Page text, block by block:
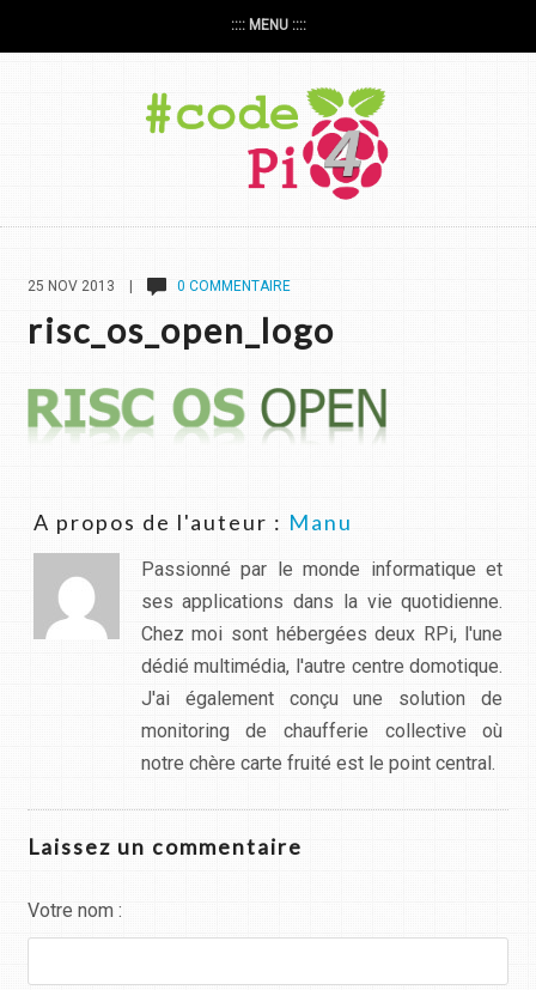
:::: MENU ::::
25 NOV 2013 | 0 COMMENTAIRE
risc_os_open_logo
A propos de l'auteur : Manu
Passionné par le monde informatique et
ses applications dans la vie quotidienne.
Chez moi sont hébergées deux RPi, l'une
dédié multimédia, l'autre centre domotique.
J'ai également conçu une solution de
monitoring de chaufferie collective où
notre chère carte fruité est le point central.
Laissez un commentaire
Votre nom :